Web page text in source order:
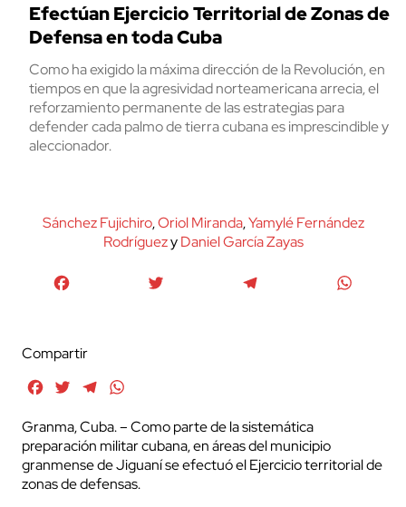
Efectúan Ejercicio Territorial de Zonas de
Defensa en toda Cuba
Como ha exigido la máxima dirección de la Revolución, en
tiempos en que la agresividad norteamericana arrecia, el
reforzamiento permanente de las estrategias para
defender cada palmo de tierra cubana es imprescindible y
aleccionador.
Sánchez Fujichiro,Oriol Miranda,Yamylé Fernández
RodríguezyDaniel García Zayas
Compartir
FacebookTwitterTelegram
Granma, Cuba. – Como parte de la sistemática
preparación militar cubana, en áreas del municipio
granmense de Jiguaní se efectuó el Ejercicio territorial de
zonas de defensas.